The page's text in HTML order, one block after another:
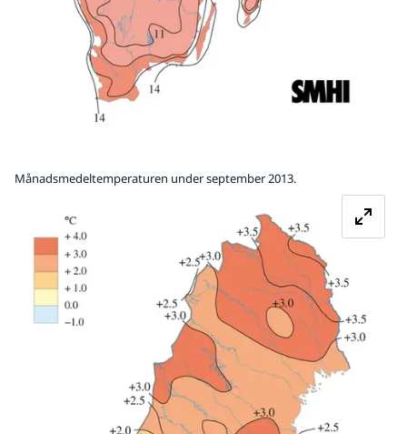
Månadsmedeltemperaturen under september 2013.